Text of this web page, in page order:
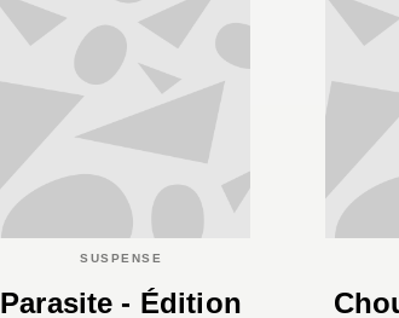
SUSPENSE
Parasite - Édition